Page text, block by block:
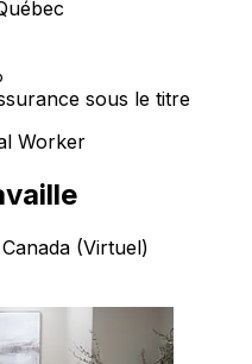
sous le titre
Worker
(Virtuel)